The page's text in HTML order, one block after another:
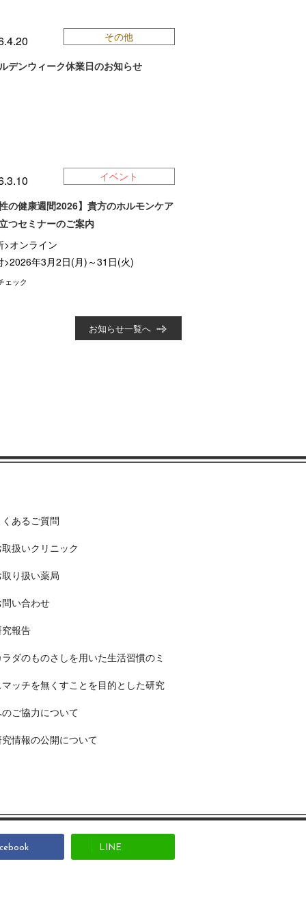
その他
デンウィーク休業日のお知らせ
イベント
性の健康週間2026】貴方のホルモンケア
つセミナーのご案内
>オンライン
>2026年3月2日(月)～31日(火)
ェック
お知らせ一覧へ
くあるご質問
取扱いクリニック
取り扱い薬局
問い合わせ
報告
ラダのものさしを用いた生活習慣のミ
マッチを無くすことを目的とした研究
ご協力について
情報の公開について
LINE